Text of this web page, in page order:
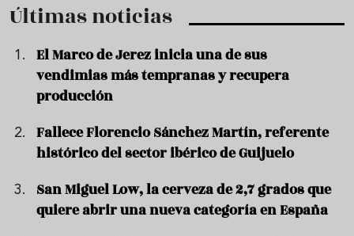
Últimas noticias
El Marco de Jerez inicia una de sus
vendimias más tempranas y recupera
producción
Fallece Florencio Sánchez Martín, referente
histórico del sector ibérico de Guijuelo
San Miguel Low, la cerveza de 2,7 grados que
quiere abrir una nueva categoría en España